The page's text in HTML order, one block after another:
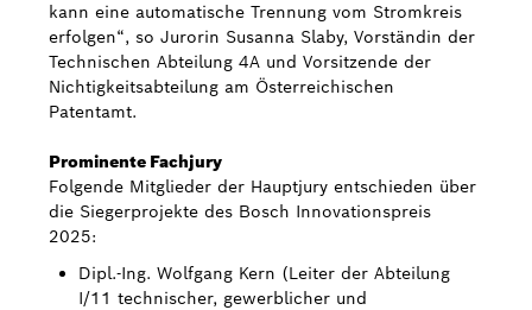
kann eine automatische Trennung vom Stromkreis
erfolgen“, so Jurorin Susanna Slaby, Vorständin der
Technischen Abteilung 4A und Vorsitzende der
Nichtigkeitsabteilung am Österreichischen
Patentamt.
Prominente Fachjury
Folgende Mitglieder der Hauptjury entschieden über
die Siegerprojekte des Bosch Innovationspreis
2025:
Dipl.-Ing. Wolfgang Kern (Leiter der Abteilung
I/11 technischer, gewerblicher und